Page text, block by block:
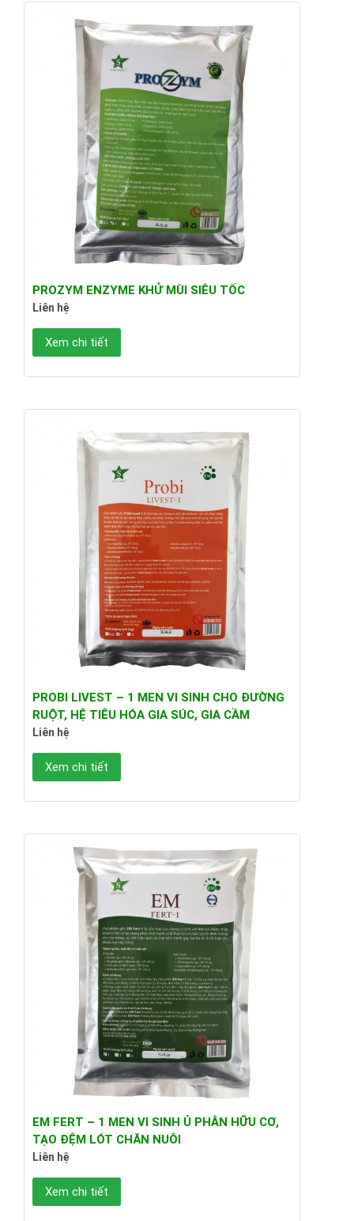
PROZYM ENZYME KHỬ MÙI SIÊU TỐC
Liên hệ
Xem chi tiết
PROBI LIVEST – 1 MEN VI SINH CHO ĐƯỜNG
RUỘT, HỆ TIÊU HÓA GIA SÚC, GIA CẦM
Liên hệ
Xem chi tiết
EM FERT – 1 MEN VI SINH Ủ PHÂN HỮU CƠ,
TẠO ĐỆM LÓT CHĂN NUÔI
Liên hệ
Xem chi tiết